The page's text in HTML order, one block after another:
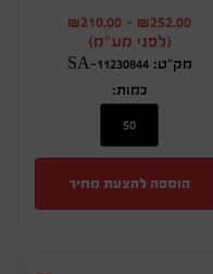
₪252.00
-
₪210.00
(לפני מע"מ)
מק"ט: SA-11230844
כמות:
הוספה להצעת מחיר